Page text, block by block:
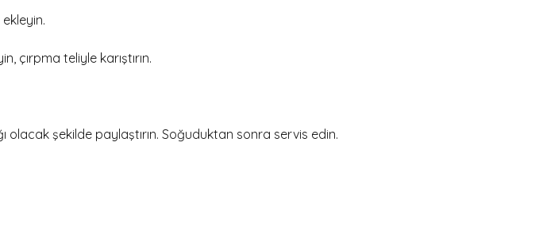
çırpma teliyle karıştırın.
olacak şekilde paylaştırın. Soğuduktan sonra servis edin.